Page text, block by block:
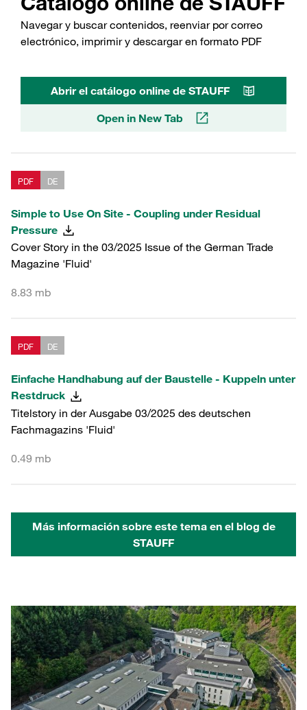
Navegar y buscar contenidos, reenviar por correo
electrónico, imprimir y descargar en formato PDF
Abrir el catálogo online de STAUFF
Open in New Tab
PDF DE
Simple to Use On Site - Coupling under Residual
Pressure
Cover Story in the 03/2025 Issue of the German Trade
Magazine 'Fluid'
8.83 mb
PDF DE
Einfache Handhabung auf der Baustelle - Kuppeln unter
Restdruck
Titelstory in der Ausgabe 03/2025 des deutschen
Fachmagazins 'Fluid'
0.49 mb
Más información sobre este tema en el blog de
STAUFF